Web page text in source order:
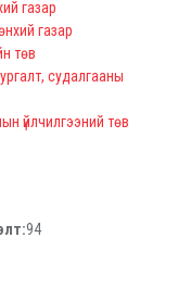
газар
газар
төв
судалгааны
үйлчилгээний төв
94